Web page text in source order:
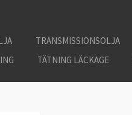
TRANSMISSIONSOLJA
TÄTNING LÄCKAGE